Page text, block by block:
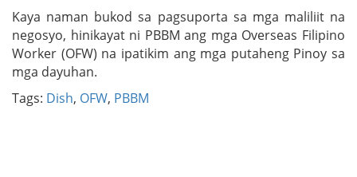
Kaya naman bukod sa pagsuporta sa mga maliliit na
negosyo, hinikayat ni PBBM ang mga Overseas Filipino
Worker (OFW) na ipatikim ang mga putaheng Pinoy sa
mga dayuhan.
Tags: Dish, OFW, PBBM